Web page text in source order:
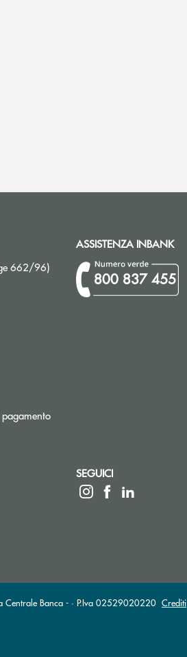
662/96)Apre una nuova finestra
finestra
finestra
nuova finestra
Apre una nuova finestra
ASSISTENZA INBANK
800 837 455
SEGUICI
Centrale Banca - · P.Iva 02529020220 Crediti